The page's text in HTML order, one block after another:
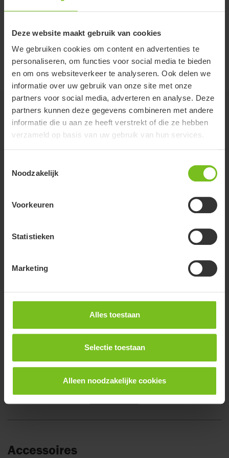
Deze website maakt gebruik van cookies
We gebruiken cookies om content en advertenties te
personaliseren, om functies voor social media te bieden
en om ons websiteverkeer te analyseren. Ook delen we
informatie over uw gebruik van onze site met onze
partners voor social media, adverteren en analyse. Deze
partners kunnen deze gegevens combineren met andere
informatie die u aan ze heeft verstrekt of die ze hebben
verzameld op basis van uw gebruik van hun services.
Noodzakelijk
Voorkeuren
Statistieken
Marketing
Alles toestaan
Selectie toestaan
Alleen noodzakelijke cookies
adjustable, in prone (mm)
adjustable, in supine (mm)
User height (mm) 700-1050 930-1280
Opties
Ondersteuningsriem met ratel
Bekijk meer
Accessoires